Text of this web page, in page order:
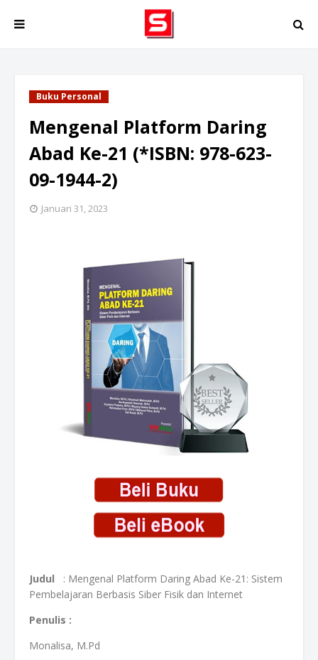
Buku Personal
Mengenal Platform Daring
Abad Ke-21 (*ISBN: 978-623-
09-1944-2)
Januari 31, 2023
Judul
: Mengenal Platform Daring Abad Ke-21: Sistem
Pembelajaran Berbasis Siber Fisik dan Internet
Penulis :
Monalisa, M.Pd